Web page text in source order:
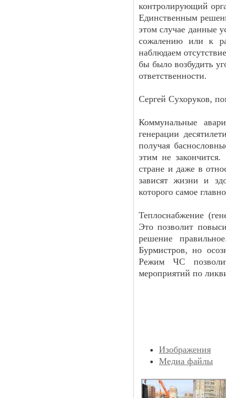
контролирующий
Единственным
этом случае данные
сожалению или к
наблюдаем
бы было возбудить
ответственности.
Сергей Сухоруков,
Коммунальные
генерации
получая
этим не
стране и даже в
зависят жизни и
которого самое
Теплоснабжение
Это позволит
решение
Бурмистров, но
Режим ЧС
мероприятий по
Изображения
Медиа файлы